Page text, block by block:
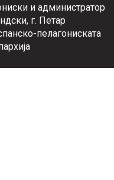
и администратор
г. Петар
пелагониската